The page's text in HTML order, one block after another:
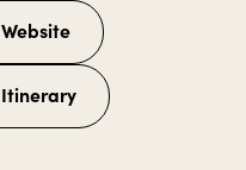
Website
Itinerary